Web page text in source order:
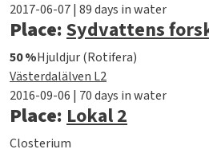
2017-06-07 | 89 days in water
Place:Sydvattens
50 %Hjuldjur (Rotifera)
Västerdalälven L2
2016-09-06 | 70 days in water
Place:Lokal 2
Closterium